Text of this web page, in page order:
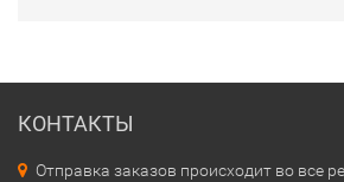
КОНТАКТЫ
Отправка заказов происходит во все